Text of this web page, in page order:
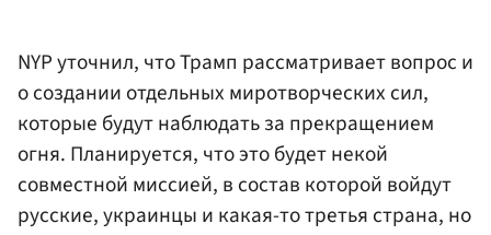
NYP уточнил, что Трамп рассматривает вопрос и
о создании отдельных миротворческих сил,
которые будут наблюдать за прекращением
огня. Планируется, что это будет некой
совместной миссией, в состав которой войдут
русские, украинцы и какая-то третья страна, но